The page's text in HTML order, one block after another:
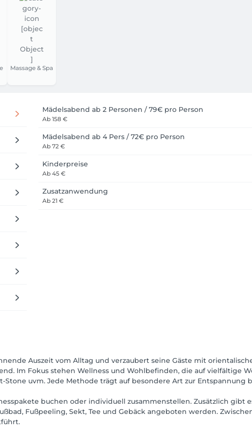
Massage & Spa
Mädelsabend ab 2 Personen / 79€ pro Person
Ab 158 €
Mädelsabend ab 4 Pers / 72€ pro Person
Ab 72 €
Kinderpreise
Ab 45 €
Zusatzanwendung
Ab 21 €
Auszeit vom Alltag und verzaubert seine Gäste mit
Im Fokus stehen Wellness und Wohlbefinden, die auf vielfältige
Stone uvm. Jede Methode trägt auf besondere Art zur Entspannung
buchen oder individuell zusammenstellen. Zusätzlich gibt
Fußpeeling, Sekt, Tee und Gebäck angeboten werden.